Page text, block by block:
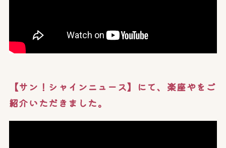
【サン！シャインニュース】にて、楽座やをご
紹介いただきました。